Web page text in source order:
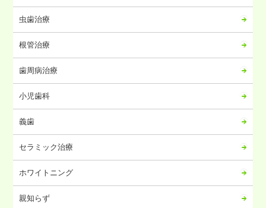
2024年04月
2024年03月
2024年02月
2024年01月
2023年12月
2023年11月
2023年10月
2023年09月
2023年08月
2023年07月
2023年06月
2023年05月
虫歯治療
根管治療
歯周病治療
小児歯科
義歯
セラミック治療
ホワイトニング
親知らず